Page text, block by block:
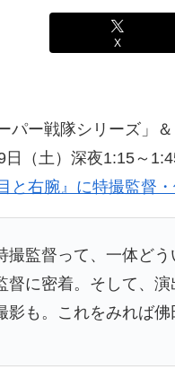
X
ーパー戦隊シリーズ」
日（土）深夜1:15～
目と右腕』に特撮監督
撮監督って、一体ど
督に密着。そして、
影も。これをみれば